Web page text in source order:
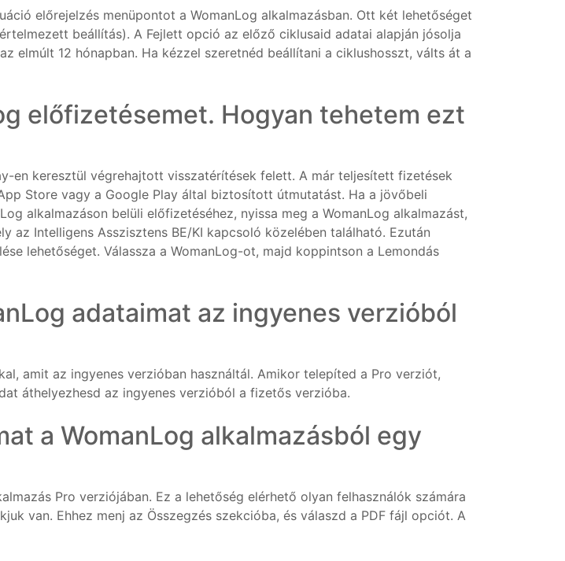
előrejelzés menüpontot a WomanLog alkalmazásban. Ott két lehetőséget
beállítás). A Fejlett opció az előző ciklusaid adatai alapján jósolja
elmúlt 12 hónapban. Ha kézzel szeretnéd beállítani a ciklushosszt, válts át a
előfizetésemet. Hogyan tehetem ezt
en keresztül végrehajtott visszatérítések felett. A már teljesített fizetések
Store vagy a Google Play által biztosított útmutatást. Ha a jövőbeli
alkalmazáson belüli előfizetéséhez, nyissa meg a WomanLog alkalmazást,
az Intelligens Asszisztens BE/KI kapcsoló közelében található. Ezután
lehetőséget. Válassza a WomanLog-ot, majd koppintson a Lemondás
adataimat az ingyenes verzióból
amit az ingyenes verzióban használtál. Amikor telepíted a Pro verziót,
áthelyezhesd az ingyenes verzióból a fizetős verzióba.
a WomanLog alkalmazásból egy
Pro verziójában. Ez a lehetőség elérhető olyan felhasználók számára
van. Ehhez menj az Összegzés szekcióba, és válaszd a PDF fájl opciót. A